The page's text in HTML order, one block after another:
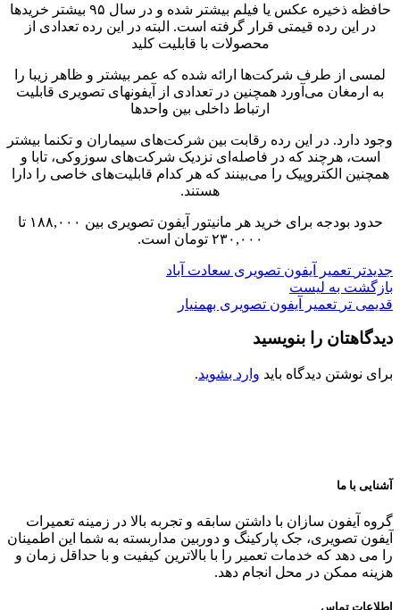
حافظه ذخیره عکس یا فیلم بیشتر شده و در سال ۹۵ بیشتر خریدها
در این رده قیمتی قرار گرفته است. البته در این رده تعدادی از
محصولات با قابلیت کلید
لمسی از طرف شرکت‌ها ارائه شده که عمر بیشتر و ظاهر زیبا را
به ارمغان می‌آورد همچنین در تعدادی از آیفونهای تصویری قابلیت
ارتباط داخلی بین واحدها
وجود دارد. در این رده رقابت بین شرکت‌های سیماران و تکنما بیشتر
است، هرچند که در فاصله‌ای نزدیک شرکت‌های سوزوکی، تابا و
همچنین الکتروپیک را می‌بینند که هر کدام قابلیت‌های خاصی را دارا
هستند.
حدود بودجه برای خرید هر مانیتور آیفون تصویری بین ۱۸۸,۰۰۰ تا
۲۳۰,۰۰۰ تومان است.
جدیدتر تعمیر آیفون تصویری سعادت آباد
بازگشت به لیست
قدیمی تر تعمیر آیفون تصویری بهمنیار
دیدگاهتان را بنویسید
برای نوشتن دیدگاه باید وارد بشوید.
آشنایی با ما
گروه آیفون سازان با داشتن سابقه و تجربه بالا در زمینه تعمیرات
آیفون تصویری، جک پارکینگ و دوربین مداربسته به شما این اطمینان
را می دهد که خدمات تعمیر را با بالاترین کیفیت و با حداقل زمان و
هزینه ممکن در محل انجام دهد.
اطلاعات تماس